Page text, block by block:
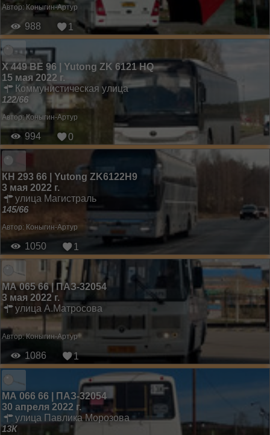
Автор: Коныгин-Артур
988 1
Х 449 ВЕ 96 | Yutong ZK 6121 HQ
15 мая 2022 г.
Коммунистическая улица
122/66
Автор:Коныгин-Артур
994 0
КН 293 66 | Yutong ZK6122H9
3 мая 2022 г.
улица Магистраль
145/66
Автор: Коныгин-Артур
1050 1
МА 065 66 | ПАЗ-32054
3 мая 2022 г.
улица А.Матросова
Автор:Коныгин-Артур
1086 1
МА 066 66 | ПАЗ-32054
30 апреля 2022 г.
улица Павлика Морозова
13К